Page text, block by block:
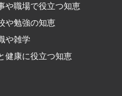
や職場で役立つ知恵
や勉強の知恵
や雑学
健康に役立つ知恵